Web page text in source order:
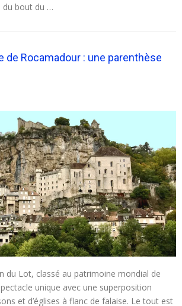
du bout du …
de Rocamadour : une parenthèse
du Lot, classé au patrimoine mondial de
unique avec une superposition
et d’églises à flanc de falaise. Le tout est